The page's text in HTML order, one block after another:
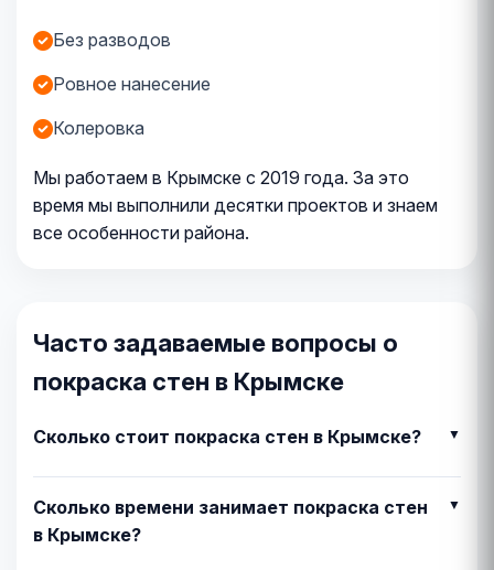
Без разводов
Ровное нанесение
Колеровка
Мы работаем в Крымске с 2019 года. За это
время мы выполнили десятки проектов и знаем
все особенности района.
Часто задаваемые вопросы о
покраска стен в Крымске
Сколько стоит покраска стен в Крымске?
Сколько времени занимает покраска стен
в Крымске?